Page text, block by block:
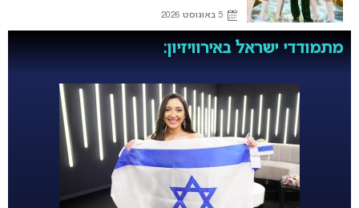
5 באוגוסט 2026
מתמודדי ישראל באירוויזיון: